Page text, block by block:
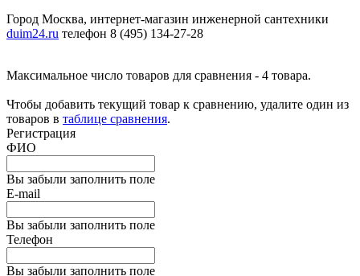
Город Москва, интернет-магазин инженерной сантехники
duim24.ru телефон 8 (495) 134-27-28
Максимальное число товаров для сравнения - 4 товара.
Чтобы добавить текущий товар к сравнению, удалите один из
товаров в таблице сравнения.
Регистрация
ФИО
Вы забыли заполнить поле
E-mail
Вы забыли заполнить поле
Телефон
Вы забыли заполнить поле